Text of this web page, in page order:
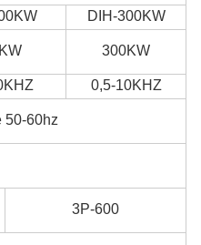
DIH-300KW
300KW
0,5-10KHZ
50-60hz
3P-600